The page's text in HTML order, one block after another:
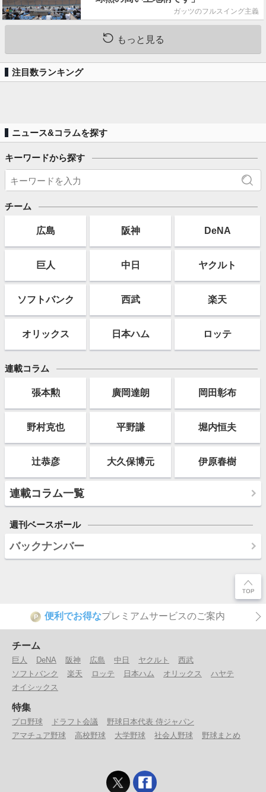
ガッツのフルスイング主義
もっと見る
注目数ランキング
ニュース&コラムを探す
キーワードから探す
チーム
広島 阪神 DeNA
巨人 中日 ヤクルト
ソフトバンク 西武 楽天
オリックス 日本ハム ロッテ
連載コラム
張本勲 廣岡達朗 岡田彰布
野村克也 平野謙 堀内恒夫
辻恭彦 大久保博元 伊原春樹
連載コラム一覧
週刊ベースボール
バックナンバー
P 便利でお得なプレミアムサービスのご案内
チーム
巨人 DeNA 阪神 広島 中日 ヤクルト
西武
ソフトバンク
楽天 ロッテ 日本ハム オリックス
ハヤテ
オイシックス
特集
プロ野球 ドラフト会議
野球日本代表 侍ジャパン
アマチュア野球
高校野球 大学野球 社会人野球 野球まとめ